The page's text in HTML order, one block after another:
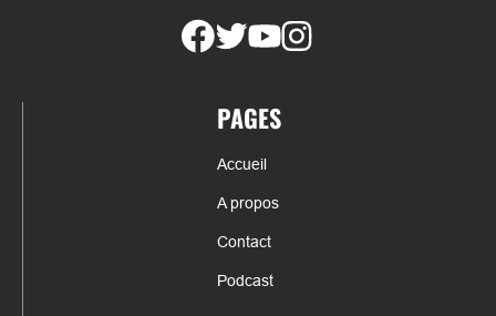
PAGES
Accueil
A propos
Contact
Podcast